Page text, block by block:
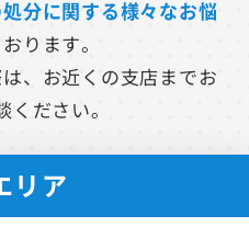
分に関する様々なお悩
ります。
、お近くの支店までお
ださい。
リア